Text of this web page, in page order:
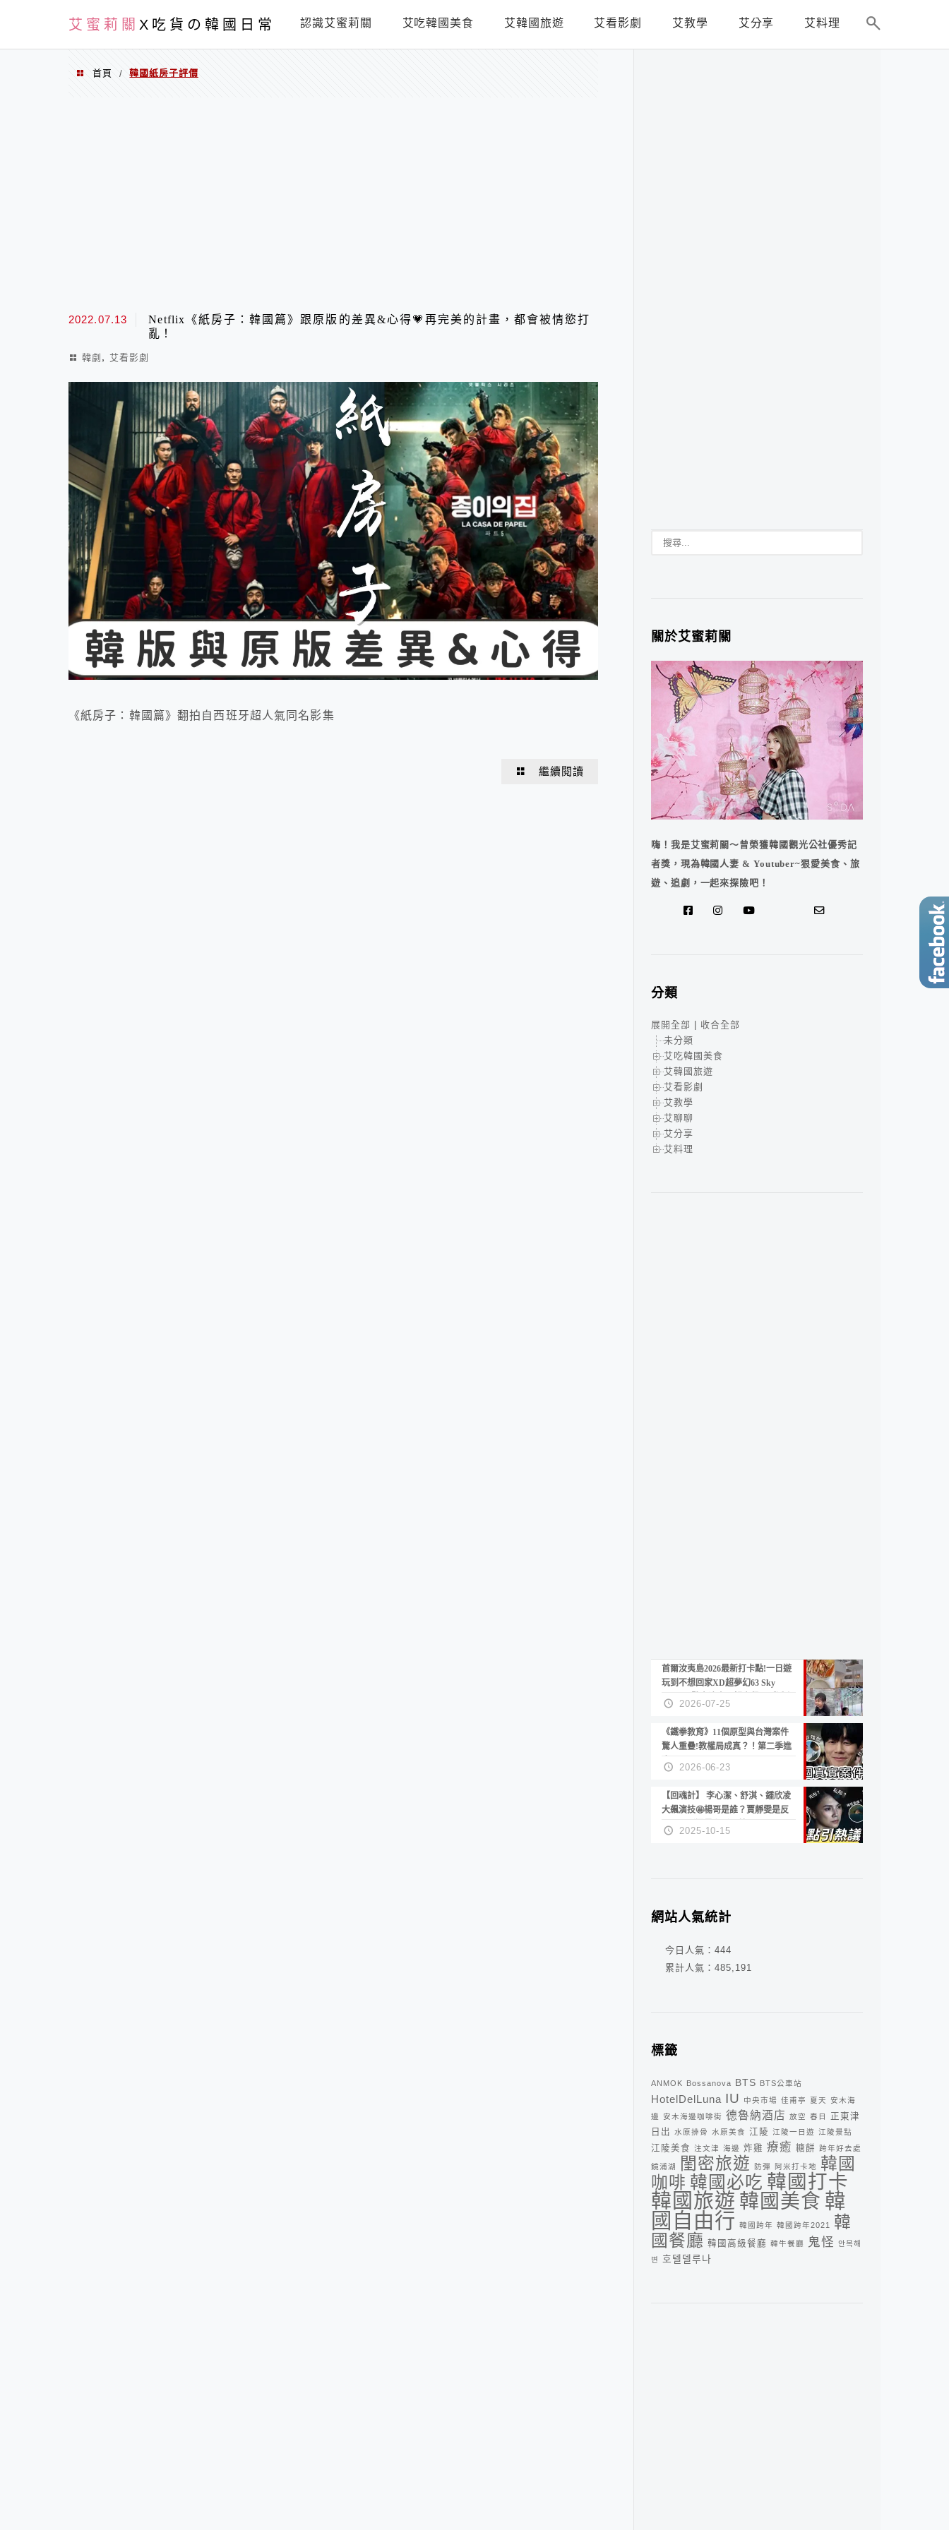
艾蜜莉關 X吃貨の韓國日常 認識艾蜜莉關 艾吃韓國美食 艾韓國旅遊 艾看影劇 艾教學 艾分享 艾料理
首頁 / 韓國紙房子評價
2022.07.13
Netflix《紙房子：韓國篇》跟原版的差異&心得💗再完美的計畫，都會被情慾打
亂！
韓劇 , 艾看影劇
《紙房子：韓國篇》翻拍自西班牙超人氣同名影集
繼續閱讀
關於艾蜜莉關
嗨！我是艾蜜莉關～曾榮獲韓國觀光公社優秀記
者獎，現為韓國人妻 & Youtuber~狠愛美食、旅
遊、追劇，一起來探險吧！
分類
展開全部
收合全部
未分類
艾吃韓國美食
艾韓國旅遊
艾看影劇
艾教學
艾聊聊
艾分享
艾料理
首爾汝夷島2026最新打卡點!一日遊
玩到不想回家XD超夢幻63 Sky
Picnic、鷺良津帝王蟹大餐、《淚之
女王》拍攝地、漢江公園免費玩水
2026-07-25
《鐵拳教育》11個原型與台灣案件
驚人重疊!教權局成真？！第二季進
度？😍
2026-06-23
【回魂計】 李心潔、舒淇、鍾欣凌
大飆演技🤩楊哥是誰？賈靜雯是反
派？死刑還是私刑正義
2025-10-15
網站人氣統計
今日人氣： 444
累計人氣： 485,191
標籤
ANMOK Bossanova BTS BTS公車站
HotelDelLuna IU 中央市場 佳甫亭 夏天 安木海
邊 安木海邊咖啡街 德魯納酒店 放空 春日
正東津
日出 水原排骨 水原美食 江陵 江陵一日遊 江陵景點
江陵美食 注文津 海邊 炸雞 療癒 糖餅 跨年好去處
鏡浦湖 閨密旅遊 防彈 阿米打卡地
韓國
咖啡 韓國必吃 韓國打卡
韓國旅遊 韓國美食 韓
國自由行 韓國跨年 韓國跨年2021
韓
國餐廳 韓國高級餐廳 韓牛餐廳 鬼怪 안목해
변
호텔델루나